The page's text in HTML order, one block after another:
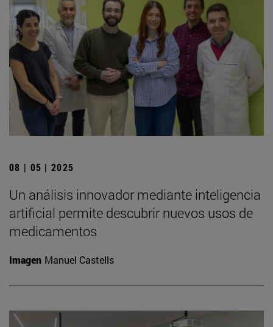
08 | 05 | 2025
Un análisis innovador mediante inteligencia
artificial permite descubrir nuevos usos de
medicamentos
Imagen Manuel Castells